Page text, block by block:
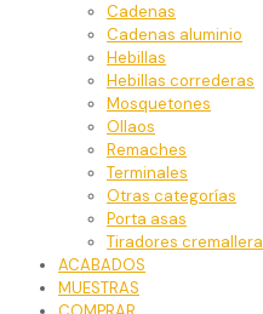
Cadenas
Cadenas aluminio
Hebillas
Hebillas correderas
Mosquetones
Ollaos
Remaches
Terminales
Otras categorías
Porta asas
Tiradores cremallera
ACABADOS
MUESTRAS